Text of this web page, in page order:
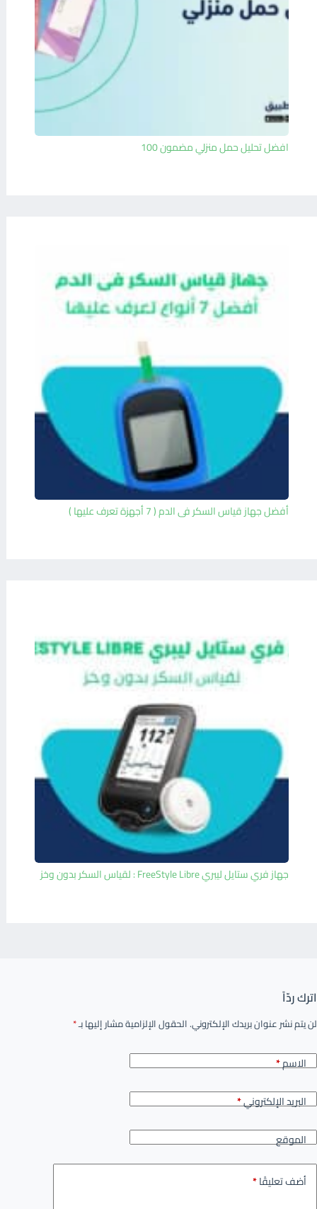
افضل تحليل حمل منزلي مضمون 100
أفضل جهاز قياس السكر فى الدم ( 7 أجهزة تعرف عليها )
جهاز فري ستايل ليبري FreeStyle Libre : لقياس السكر بدون وخز
اترك ردّاً
لن يتم نشر عنوان بريدك الإلكتروني.الحقول الإلزامية مشار إليها بـ*
الاسم*
البريد الإلكتروني*
الموقع
أضف تعليقًا*